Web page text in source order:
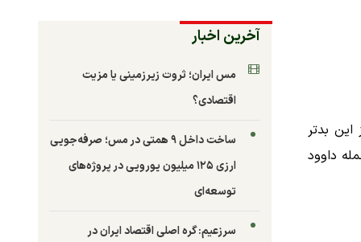
بدتر
داوود
آخرین اخبار
مس ایران؛ ثروت زیرزمینی یا مزیت
اقتصادی؟
ساخت داخل ۹ همتی در مس؛ صرفه‌جویی
ارزی ۱۲۵ میلیون یورویی در پروژه‌های
توسعه‌ای
سرزعیم: گره اصلی اقتصاد ایران در